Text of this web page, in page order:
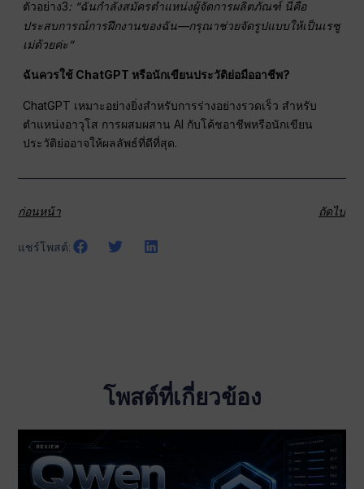
ตัวอย่าง3: “ฉันกำลังสมัครตำแหน่งผู้จัดการผลิตภัณฑ์ นี่คือ
ประสบการณ์การฝึกงานของฉัน—กรุณาช่วยจัดรูปแบบให้เป็นเรซู
เม่ด้วยค่ะ”
ฉันควรใช้ ChatGPT หรือนักเขียนประวัติย่อมืออาชีพ?
ChatGPT เหมาะอย่างยิ่งสำหรับการร่างอย่างรวดเร็ว สำหรับ
ตำแหน่งอาวุโส การผสมผสาน AI กับโค้ชอาชีพหรือนักเขียน
ประวัติย่ออาจให้ผลลัพธ์ที่ดีที่สุด.
ก่อนหน้า ถัดไป
แชร์โพสต์:
โพสต์ที่เกี่ยวข้อง